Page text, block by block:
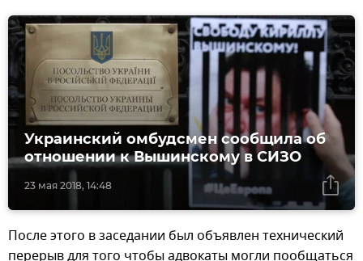
23 мая 2018, 14:48
Украинский омбудсмен сообщила об
отношении к Вышинскому в СИЗО
После этого в заседании был объявлен технический
перерыв для того чтобы адвокаты могли пообщаться